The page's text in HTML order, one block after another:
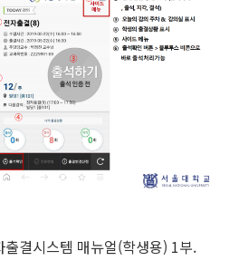
결시스템 매뉴얼(학생용) 1부.